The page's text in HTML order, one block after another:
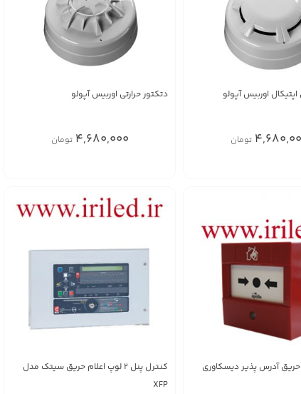
اوربیس آپولو
تومان
دتکتور حرارتی اوربیس آپولو
4,680,000 تومان
آدرس پذیر دیسکاوری
کنترل پنل 2 لوپ اعلام حریق سیتک مدل
XFP